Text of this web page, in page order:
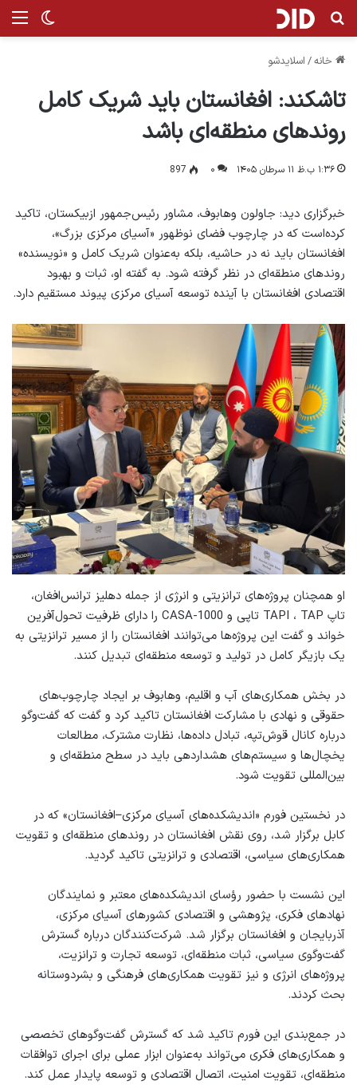
تغییر جستجو برای
خانه/ اسلایدشو
تاشکند: افغانستان باید شریک کامل
روندهای منطقه‌ای باشد
۱:۳۶ ب.ظ ۱۱ سرطان ۱۴۰۵ ۰ 897
خبرگزاری دید: جاولون وهابوف، مشاور رئیس‌جمهور ازبیکستان، تاکید
کرده‌است که در چارچوب فضای نوظهور «آسیای مرکزی بزرگ»،
افغانستان باید نه در حاشیه، بلکه به‌عنوان شریک کامل و «نویسنده»
روندهای منطقه‌ای در نظر گرفته شود. به گفته او، ثبات و بهبود
اقتصادی افغانستان با آینده توسعه آسیای مرکزی پیوند مستقیم دارد.
او همچنان پروژه‌های ترانزیتی و انرژی از جمله دهلیز ترانس‌افغان،
تاپ TAPI ، TAP تاپی و CASA-1000 را دارای ظرفیت تحول‌آفرین
خواند و گفت این پروژه‌ها می‌توانند افغانستان را از مسیر ترانزیتی به
یک بازیگر کامل در تولید و توسعه منطقه‌ای تبدیل کنند.
در بخش همکاری‌های آب و اقلیم، وهابوف بر ایجاد چارچوب‌های
حقوقی و نهادی با مشارکت افغانستان تاکید کرد و گفت که گفت‌وگو
درباره کانال قوش‌تپه، تبادل داده‌ها، نظارت مشترک، مطالعات
یخچال‌ها و سیستم‌های هشداردهی باید در سطح منطقه‌ای و
بین‌المللی تقویت شود.
در نخستین فورم «اندیشکده‌های آسیای مرکزی–افغانستان» که در
کابل برگزار شد، روی نقش افغانستان در روندهای منطقه‌ای و تقویت
همکاری‌های سیاسی، اقتصادی و ترانزیتی تاکید گردید.
این نشست با حضور رؤسای اندیشکده‌های معتبر و نمایندگان
نهادهای فکری، پژوهشی و اقتصادی کشورهای آسیای مرکزی،
آذربایجان و افغانستان برگزار شد. شرکت‌کنندگان درباره گسترش
گفت‌وگوی سیاسی، ثبات منطقه‌ای، توسعه تجارت و ترانزیت،
پروژه‌های انرژی و نیز تقویت همکاری‌های فرهنگی و بشردوستانه
بحث کردند.
در جمع‌بندی این فورم تاکید شد که گسترش گفت‌وگوهای تخصصی
و همکاری‌های فکری می‌تواند به‌عنوان ابزار عملی برای اجرای توافقات
منطقه‌ای، تقویت امنیت، اتصال اقتصادی و توسعه پایدار عمل کند.